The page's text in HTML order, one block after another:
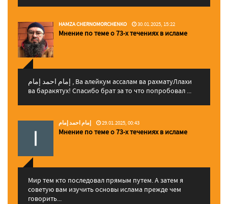
HAMZA CHERNOMORCHENKO 30.01.2025, 15:22
Мнение по теме о 73-х течениях в исламе
إمام احمد إمام , Ва алейкум ассалам ва рахматуЛлахи
ва баракятух! Спасибо брат за то что попробовал ...
إمام احمد إمام 29.01.2025, 00:43
Мнение по теме о 73-х течениях в исламе
Мир тем кто последовал прямым путем. А затем я
советую вам изучить основы ислама прежде чем
говорить...